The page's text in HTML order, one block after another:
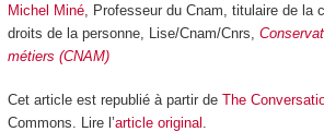
Michel Miné, Professeur du Cnam, titulaire de la
droits de la personne, Lise/Cnam/Cnrs,
métiers (CNAM)
Cet article est republié à partir de The
Commons. Lire l’article original .